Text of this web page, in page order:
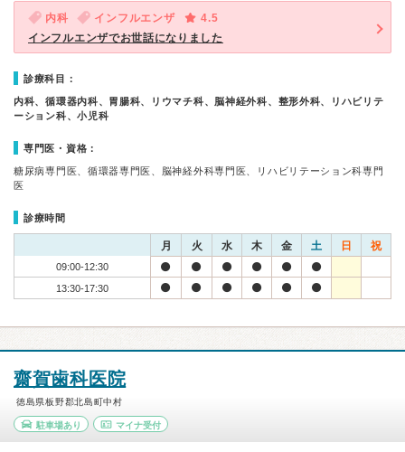
内科 インフルエンザ
4.5
インフルエンザでお世話になりました
診療科目：
内科、循環器内科、胃腸科、リウマチ科、脳神経外科、整形外科、リハビリテ
ーション科、小児科
専門医・資格：
糖尿病専門医、循環器専門医、脳神経外科専門医、リハビリテーション科専門
医
診療時間
月 火 水 木 金 土 日 祝
09:00-12:30
13:30-17:30
齋賀歯科医院
徳島県板野郡北島町中村
駐車場あり マイナ受付